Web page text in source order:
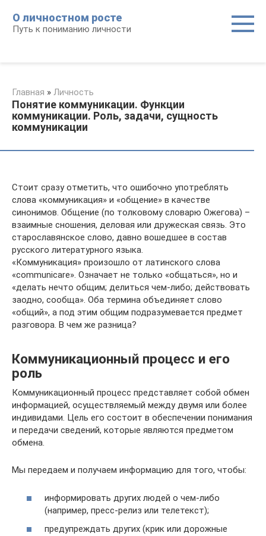
контенту
О личностном росте
Путь к пониманию личности
Главная » Личность
Понятие коммуникации. Функции
коммуникации. Роль, задачи, сущность
коммуникации
Стоит сразу отметить, что ошибочно употреблять
слова «коммуникация» и «общение» в качестве
синонимов. Общение (по толковому словарю Ожегова) –
взаимные сношения, деловая или дружеская связь. Это
старославянское слово, давно вошедшее в состав
русского литературного языка.
«Коммуникация» произошло от латинского слова
«communicare». Означает не только «общаться», но и
«делать нечто общим; делиться чем-либо; действовать
заодно, сообща». Оба термина объединяет слово
«общий», а под этим общим подразумевается предмет
разговора. В чем же разница?
Коммуникационный процесс и его
роль
Коммуникационный процесс представляет собой обмен
информацией, осуществляемый между двумя или более
индивидами. Цель его состоит в обеспечении понимания
и передачи сведений, которые являются предметом
обмена.
Мы передаем и получаем информацию для того, чтобы:
информировать других людей о чем-либо
(например, пресс-релиз или телетекст);
предупреждать других (крик или дорожные